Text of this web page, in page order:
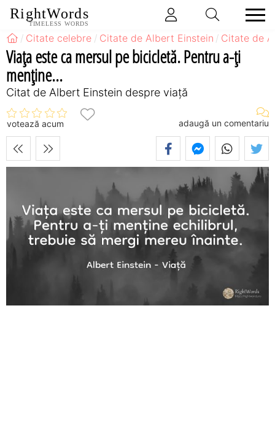
RightWords
TIMELESS WORDS
Citate celebre Citate de Albert Einstein Citate de
Viața este ca mersul pe bicicletă. Pentru a-ți
menține...
Citat de Albert Einstein despre viață
votează acum adaugă un comentariu